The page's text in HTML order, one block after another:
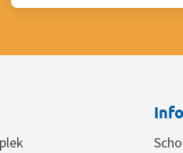
Info